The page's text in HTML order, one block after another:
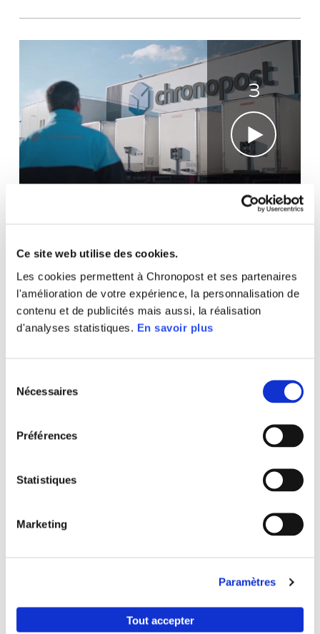
Ce site web utilise des cookies.
Les cookies permettent à Chronopost et ses partenaires
l'amélioration de votre expérience, la personnalisation de
contenu et de publicités mais aussi, la réalisation
d'analyses statistiques. En savoir plus
Nécessaires
Préférences
Statistiques
Marketing
Paramètres
Tout accepter
3
1
LES ENGAGEMENTS RSE